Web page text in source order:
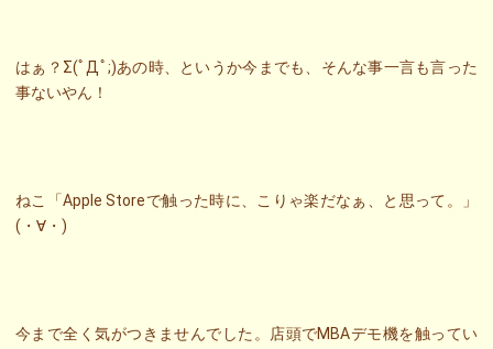
はぁ？Σ(ﾟДﾟ;)あの時、というか今までも、そんな事一言も言った
事ないやん！
ねこ「Apple Storeで触った時に、こりゃ楽だなぁ、と思って。」
(・∀・)
今まで全く気がつきませんでした。店頭でMBAデモ機を触ってい